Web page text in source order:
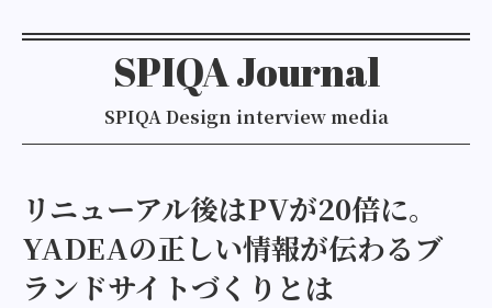
SPIQA Journal
SPIQA Design interview media
リニューアル後はPVが20倍に。
YADEAの正しい情報が伝わるブ
ランドサイトづくりとは